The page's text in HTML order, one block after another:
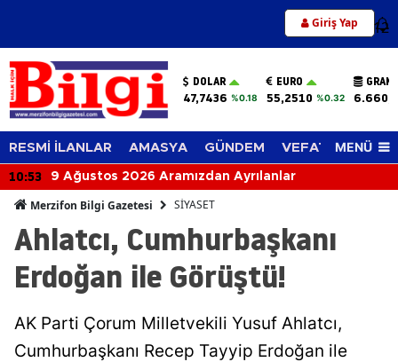
Giriş Yap 12
DOLAR
47,7436 %0.18
EURO
55,2510 %0.32
RESMİ İLANLAR AMASYA GÜNDEM VEFAT EDENLER
MENÜ
10:53 9 Ağustos 2026 Aramızdan Ayrılanlar
Merzifon Bilgi Gazetesi SİYASET
Ahlatcı, Cumhurbaşkanı
Erdoğan ile Görüştü!
AK Parti Çorum Milletvekili Yusuf Ahlatcı,
Cumhurbaşkanı Recep Tayyip Erdoğan ile